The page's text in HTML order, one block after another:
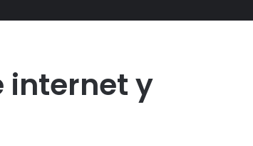
internet y